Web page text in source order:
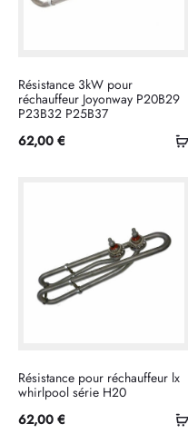
Résistance 3kW pour
réchauffeur Joyonway P20B29
P23B32 P25B37
62,00 €
Résistance pour réchauffeur lx
whirlpool série H20
62,00 €